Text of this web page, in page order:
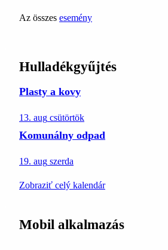
Az összes esemény
Hulladékgyűjtés
Plasty a kovy
13. aug csütörtök
Komunálny odpad
19. aug szerda
Zobraziť celý kalendár
Mobil alkalmazás